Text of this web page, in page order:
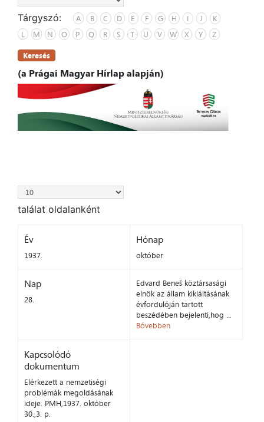
Tárgyszó: A B C D E F G H I J
K
L
M N O P Q R S T U V W X Y Z
Keresés
(a Prágai Magyar Hírlap alapján)
találat oldalanként
Év
1937.
Hónap
október
Nap
28.
Edvard Beneš köztársasági
elnök az állam kikiáltásának
évfordulóján tartott
beszédében bejelenti,hog ...
Bővebben
Kapcsolódó
dokumentum
Elérkezett a nemzetiségi
problémák megoldásának
ideje. PMH,1937. október
30.,3. p.